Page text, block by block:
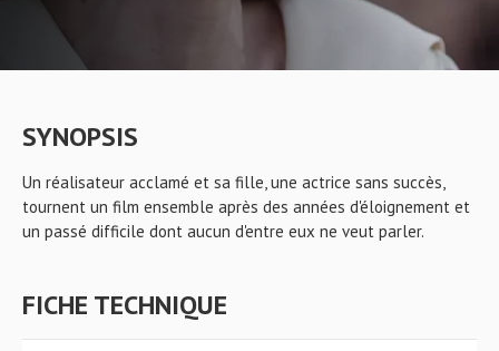
SYNOPSIS
Un réalisateur acclamé et sa fille, une actrice sans succès,
tournent un film ensemble après des années d'éloignement et
un passé difficile dont aucun d'entre eux ne veut parler.
FICHE TECHNIQUE